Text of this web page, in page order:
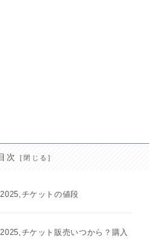
次
チケットの値段
チケット販売いつから？購入